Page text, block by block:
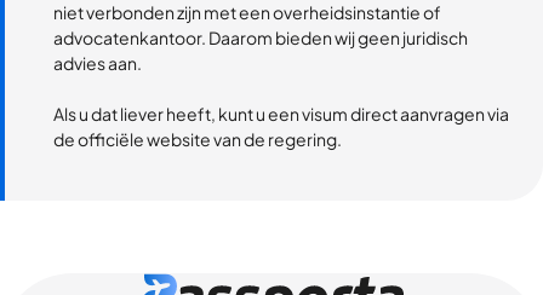
niet verbonden zijn met een overheidsinstantie of
advocatenkantoor. Daarom bieden wij geen juridisch
advies aan.
Als u dat liever heeft, kunt u een visum direct aanvragen via
de officiële website van de regering.